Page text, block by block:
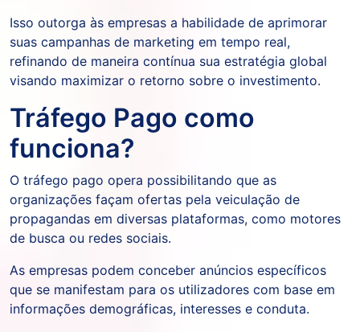
Isso outorga às empresas a habilidade de aprimorar
suas campanhas de marketing em tempo real,
refinando de maneira contínua sua estratégia global
visando maximizar o retorno sobre o investimento.
Tráfego Pago como
funciona?
O tráfego pago opera possibilitando que as
organizações façam ofertas pela veiculação de
propagandas em diversas plataformas, como motores
de busca ou redes sociais.
As empresas podem conceber anúncios específicos
que se manifestam para os utilizadores com base em
informações demográficas, interesses e conduta.